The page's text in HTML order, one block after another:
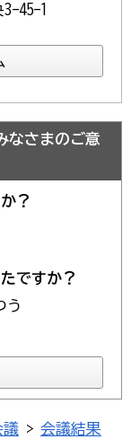
45-1
なさまのご意
？
ですか？
う
議 > 会議結果